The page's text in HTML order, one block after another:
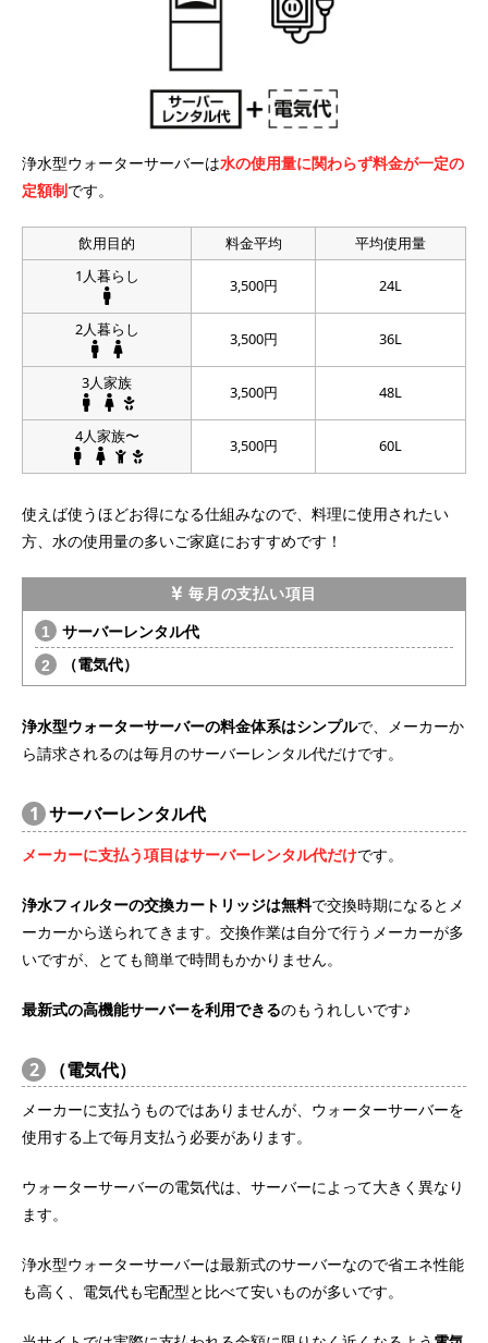
浄水型ウォーターサーバーは水の使用量に関わらず料金が一定の
定額制です。
飲用目的 料金平均
平均使用量
1人暮らし
3,500円 24L
2人暮らし 3,500円 36L
3人家族 3,500円 48L
4人家族〜 3,500円 60L
使えば使うほどお得になる仕組みなので、料理に使用されたい
方、水の使用量の多いご家庭におすすめです！
毎月の支払い項目
サーバーレンタル代
（電気代）
浄水型ウォーターサーバーの料金体系はシンプルで、メーカーか
ら請求されるのは毎月のサーバーレンタル代だけです。
1 サーバーレンタル代
メーカーに支払う項目はサーバーレンタル代だけです。
浄水フィルターの交換カートリッジは無料で交換時期になるとメ
ーカーから送られてきます。交換作業は自分で行うメーカーが多
いですが、とても簡単で時間もかかりません。
最新式の高機能サーバーを利用できるのもうれしいです♪
2 （電気代）
メーカーに支払うものではありませんが、ウォーターサーバーを
使用する上で毎月支払う必要があります。
ウォーターサーバーの電気代は、サーバーによって大きく異なり
ます。
浄水型ウォーターサーバーは最新式のサーバーなので省エネ性能
も高く、電気代も宅配型と比べて安いものが多いです。